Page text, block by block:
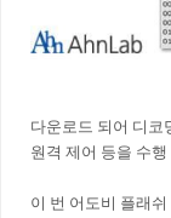
다운로드 되어 디코
원격 제어 등을 수
이 번 어도비 플래